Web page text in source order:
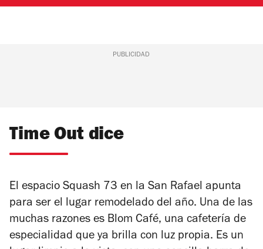
PUBLICIDAD
Time Out dice
El espacio Squash 73 en la San Rafael apunta
para ser el lugar remodelado del año. Una de las
muchas razones es Blom Café, una cafetería de
especialidad que ya brilla con luz propia. Es un